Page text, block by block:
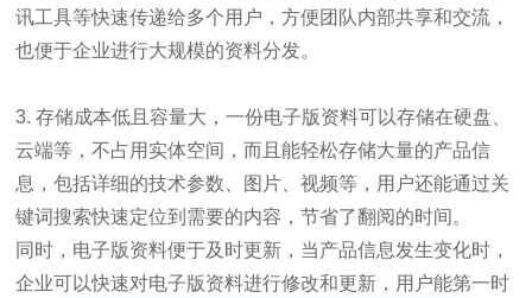
讯工具等快速传递给多个用户，方便团队内部共享和交流，
也便于企业进行大规模的资料分发。
3. 存储成本低且容量大，一份电子版资料可以存储在硬盘、
云端等，不占用实体空间，而且能轻松存储大量的产品信
息，包括详细的技术参数、图片、视频等，用户还能通过关
键词搜索快速定位到需要的内容，节省了翻阅的时间。
同时，电子版资料便于及时更新，当产品信息发生变化时，
企业可以快速对电子版资料进行修改和更新，用户能第一时